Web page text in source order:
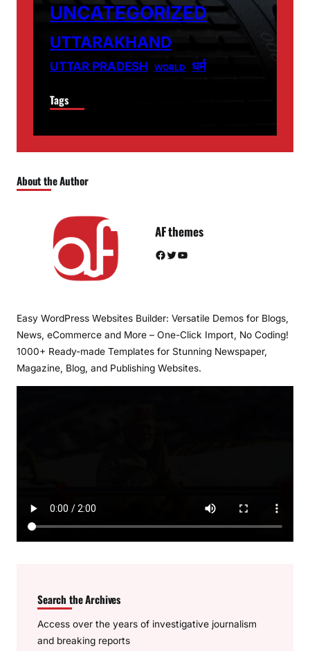
UNCATEGORIZED
UTTARAKHAND
UTTAR PRADESH WORLD धर्म
Tags
About the Author
AF themes
Facebook Twitter YouTube
Easy WordPress Websites Builder: Versatile Demos for Blogs,
News, eCommerce and More – One-Click Import, No Coding!
1000+ Ready-made Templates for Stunning Newspaper,
Magazine, Blog, and Publishing Websites.
Search the Archives
Access over the years of investigative journalism
and breaking reports